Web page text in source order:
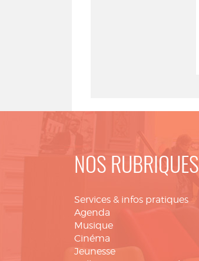
NOS RUBRIQUES
Services & infos pratiques
Agenda
Musique
Cinéma
Jeunesse